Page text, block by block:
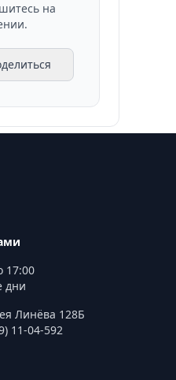
на
17:00
дни
Линёва 128Б
11-04-592